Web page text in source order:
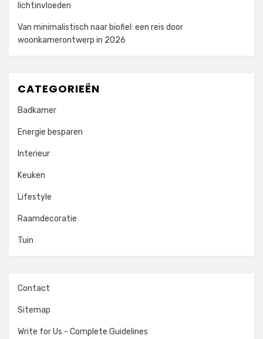
lichtinvloeden
Van minimalistisch naar biofiel: een reis door
woonkamerontwerp in 2026
CATEGORIEËN
Badkamer
Energie besparen
Interieur
Keuken
Lifestyle
Raamdecoratie
Tuin
Contact
Sitemap
Write for Us - Complete Guidelines